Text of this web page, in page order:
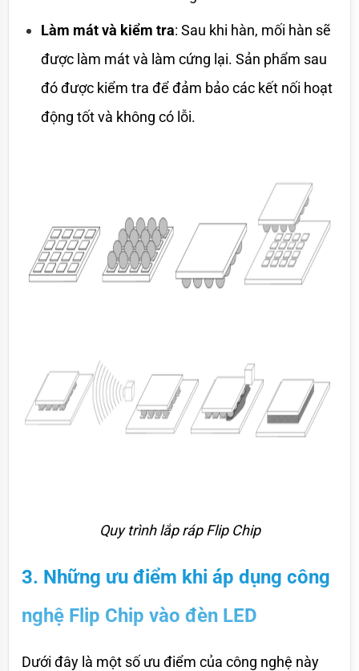
Làm mát và kiểm tra: Sau khi hàn, mối hàn sẽ
được làm mát và làm cứng lại. Sản phẩm sau
đó được kiểm tra để đảm bảo các kết nối hoạt
động tốt và không có lỗi.
Quy trình lắp ráp Flip Chip
3. Những ưu điểm khi áp dụng công
nghệ Flip Chip vào đèn LED
Dưới đây là một số ưu điểm của công nghệ này